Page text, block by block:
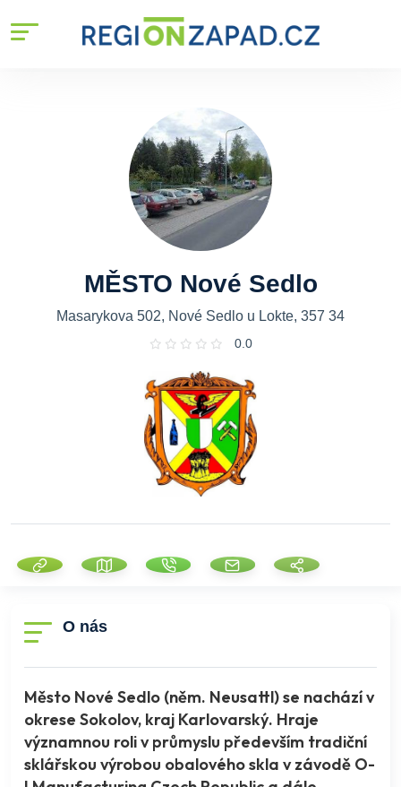
MĚSTO Nové Sedlo
Masarykova 502, Nové Sedlo u Lokte, 357 34
0.0
O nás
Město Nové Sedlo (něm. Neusattl) se nachází v
okrese Sokolov, kraj Karlovarský. Hraje
významnou roli v průmyslu především tradiční
sklářskou výrobou obalového skla v závodě O-